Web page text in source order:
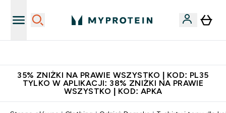
35% ZNIŻKI NA PRAWIE WSZYSTKO | KOD: PL35
TYLKO W APLIKACJI: 38% ZNIŻKI NA PRAWIE
WSZYSTKO | KOD: APKA